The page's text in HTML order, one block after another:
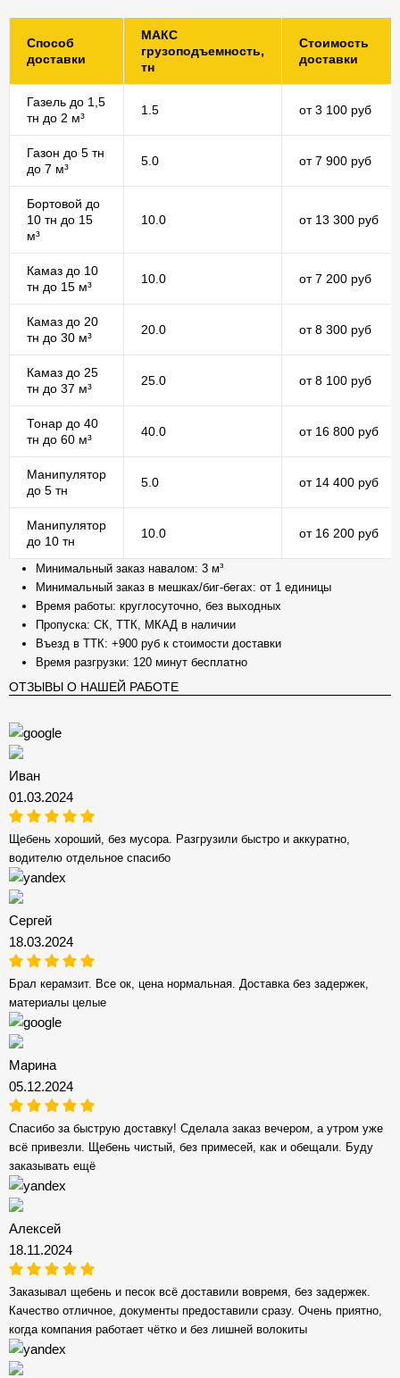
Способ
доставки
МАКС
грузоподъемность,
тн
Стоимость
доставки
Газель до 1,5
тн до 2 м³
1.5 от 3 100 руб
Газон до 5 тн
до 7 м³
5.0 от 7 900 руб
Бортовой до
10 тн до 15
м³
10.0 от 13 300 руб
Камаз до 10
тн до 15 м³
10.0 от 7 200 руб
Камаз до 20
тн до 30 м³
20.0 от 8 300 руб
Камаз до 25
тн до 37 м³
25.0 от 8 100 руб
Тонар до 40
тн до 60 м³
40.0 от 16 800 руб
Манипулятор
до 5 тн
5.0 от 14 400 руб
Манипулятор
до 10 тн
10.0 от 16 200 руб
Минимальный заказ навалом: 3 м³
Минимальный заказ в мешках/биг-бегах: от 1 единицы
Время работы: круглосуточно, без выходных
Пропуска: СК, ТТК, МКАД в наличии
Въезд в ТТК: +900 руб к стоимости доставки
Время разгрузки: 120 минут бесплатно
ОТЗЫВЫ О НАШЕЙ РАБОТЕ
Иван
01.03.2024
Щебень хороший, без мусора. Разгрузили быстро и аккуратно,
водителю отдельное спасибо
Сергей
18.03.2024
Брал керамзит. Все ок, цена нормальная. Доставка без задержек,
материалы целые
Марина
05.12.2024
Спасибо за быструю доставку! Сделала заказ вечером, а утром уже
всё привезли. Щебень чистый, без примесей, как и обещали. Буду
заказывать ещё
Алексей
18.11.2024
Заказывал щебень и песок всё доставили вовремя, без задержек.
Качество отличное, документы предоставили сразу. Очень приятно,
когда компания работает чётко и без лишней волокиты